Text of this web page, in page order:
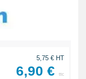
5,75 € HT
6,90 € ttc